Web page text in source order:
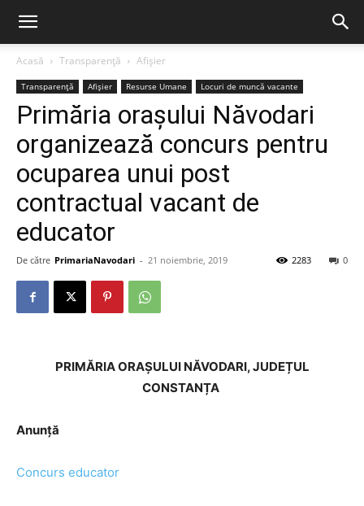
Acasă Transparență Afișier
Transparență Afișier Resurse Umane Locuri de muncă vacante
Primăria orașului Năvodari
organizează concurs pentru
ocuparea unui post
contractual vacant de
educator
De către PrimariaNavodari - 21 noiembrie, 2019 0
2283
PRIMĂRIA ORAȘULUI NĂVODARI, JUDEȚUL
CONSTANȚA
Anunță
Concurs educator